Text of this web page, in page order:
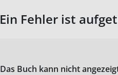
Ein Fehler ist
Das Buch kann nicht